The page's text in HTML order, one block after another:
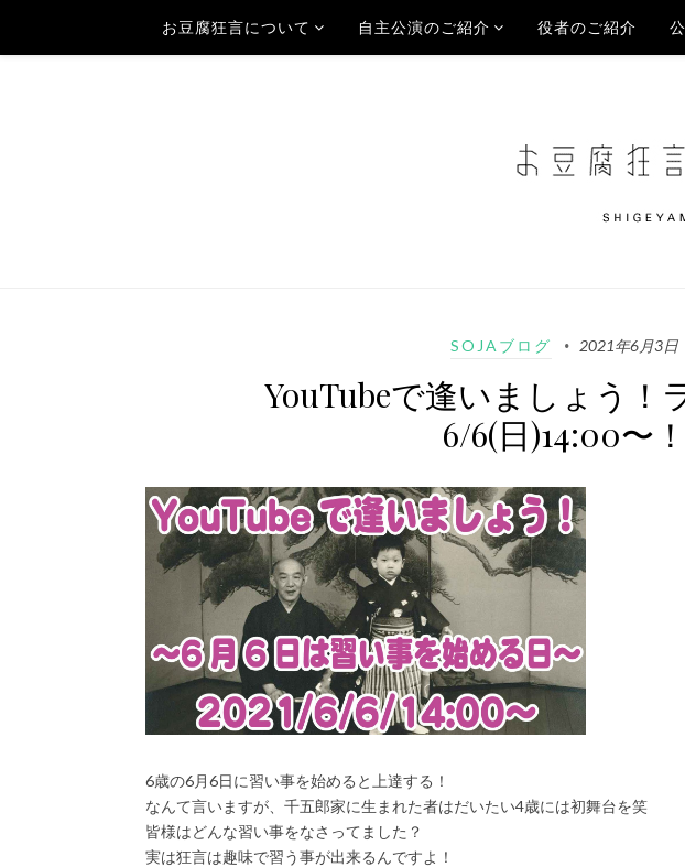
お豆腐狂言について 自主公演のご紹介 役者のご紹介
SOJAブログ 2021年6月3日
YouTubeで逢いましょう！
6/6(日)14:00〜！
6歳の6月6日に習い事を始めると上達する！
なんて言いますが、千五郎家に生まれた者はだいたい4歳には初舞台を笑
皆様はどんな習い事をなさってました？
実は狂言は趣味で習う事が出来るんですよ！